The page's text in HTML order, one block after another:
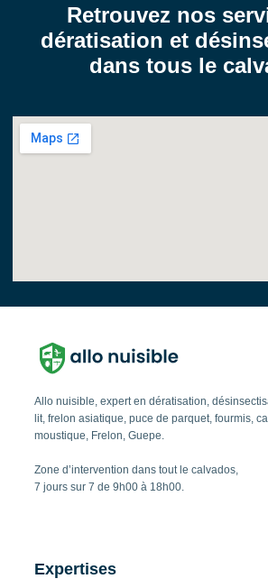
Retrouvez nos
dératisation et
dans tous le
Allo nuisible, expert en dératisation,
lit, frelon asiatique, puce de parquet, fourmis,
moustique, Frelon, Guepe.
Zone d’intervention dans tout le calvados,
7 jours sur 7 de 9h00 à 18h00.
Expertises